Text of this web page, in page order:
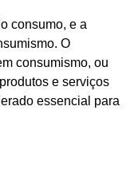
consumo, e a
O
consumismo, ou
e serviços
essencial para